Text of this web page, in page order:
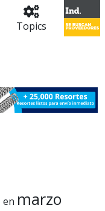
Topics
en marzo